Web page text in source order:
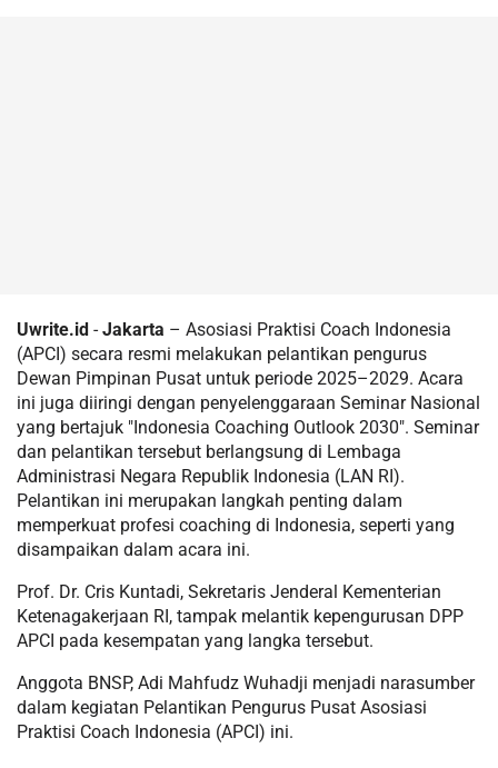
Uwrite.id -Jakarta – Asosiasi Praktisi Coach Indonesia
(APCI) secara resmi melakukan pelantikan pengurus
Dewan Pimpinan Pusat untuk periode 2025–2029. Acara
ini juga diiringi dengan penyelenggaraan Seminar Nasional
yang bertajuk "Indonesia Coaching Outlook 2030". Seminar
dan pelantikan tersebut berlangsung di Lembaga
Administrasi Negara Republik Indonesia (LAN RI).
Pelantikan ini merupakan langkah penting dalam
memperkuat profesi coaching di Indonesia, seperti yang
disampaikan dalam acara ini.
Prof. Dr. Cris Kuntadi, Sekretaris Jenderal Kementerian
Ketenagakerjaan RI, tampak melantik kepengurusan DPP
APCI pada kesempatan yang langka tersebut.
Anggota BNSP, Adi Mahfudz Wuhadji menjadi narasumber
dalam kegiatan Pelantikan Pengurus Pusat Asosiasi
Praktisi Coach Indonesia (APCI) ini.